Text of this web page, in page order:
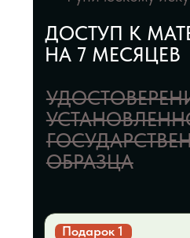
Курс
Чакровый расклад
Подарок 2
Курс
Создание рунических свечей
119 899 ₽
129 899 ₽